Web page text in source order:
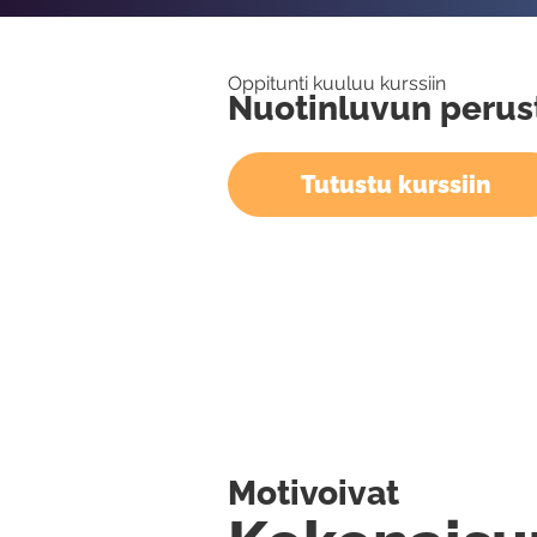
Oppitunti kuuluu kurssiin
Nuotinluvun
Tutustu kurssiin
Motivoivat